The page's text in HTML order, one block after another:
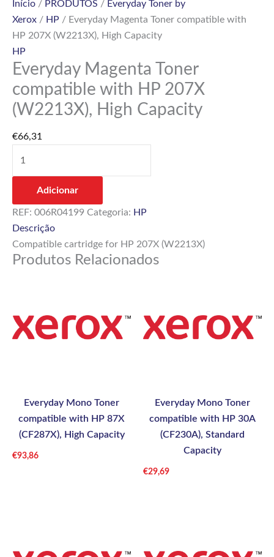
Início / PRODUTOS / Everyday Toner by
Xerox / HP / Everyday Magenta Toner compatible with
HP 207X (W2213X), High Capacity
HP
Everyday Magenta Toner
compatible with HP 207X
(W2213X), High Capacity
€66,31
Adicionar
REF: 006R04199 Categoria: HP
Descrição
Compatible cartridge for HP 207X (W2213X)
Produtos Relacionados
Everyday Mono Toner
compatible with HP 87X
(CF287X), High Capacity
€93,86
Everyday Mono Toner
compatible with HP 30A
(CF230A), Standard
Capacity
€29,69